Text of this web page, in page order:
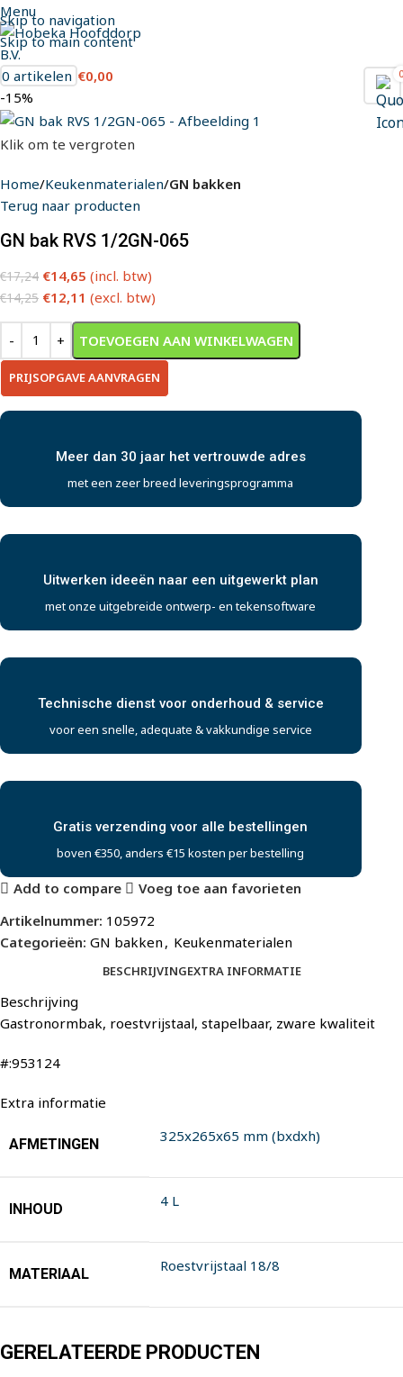
Skip to navigation
Skip to main content
Menu
0
0 artikelen €0,00
-15%
Klik om te vergroten
Home Keukenmaterialen GN bakken
Terug naar producten
GN bak RVS 1/2GN-065
€17,24 €14,65 (incl. btw)
€14,25 €12,11 (excl. btw)
TOEVOEGEN AAN WINKELWAGEN
PRIJSOPGAVE AANVRAGEN
Meer dan 30 jaar het vertrouwde adres
met een zeer breed leveringsprogramma
Uitwerken ideeën naar een uitgewerkt plan
met onze uitgebreide ontwerp- en tekensoftware
Technische dienst voor onderhoud & service
voor een snelle, adequate & vakkundige service
Gratis verzending voor alle bestellingen
boven €350, anders €15 kosten per bestelling
Add to compare
Voeg toe aan favorieten
Artikelnummer: 105972
Categorieën: GN bakken , Keukenmaterialen
BESCHRIJVINGEXTRA INFORMATIE
Beschrijving
Gastronormbak, roestvrijstaal, stapelbaar, zware kwaliteit
#:953124
Extra informatie
AFMETINGEN 325x265x65 mm (bxdxh)
INHOUD 4 L
MATERIAAL Roestvrijstaal 18/8
GERELATEERDE PRODUCTEN